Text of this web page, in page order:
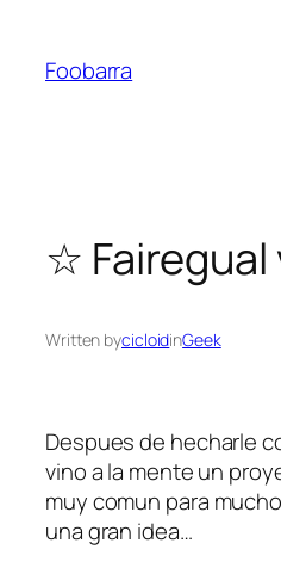
contenido
Foobarra
☆ Fairegual
Written bycicloidinGeek
Despues de hecharle
vino a la mente un
muy comun para
una gran idea…